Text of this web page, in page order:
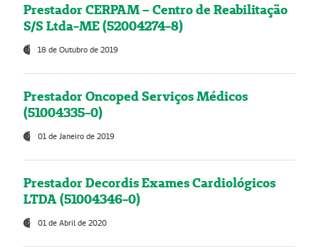
Prestador CERPAM – Centro de Reabilitação
S/S Ltda-ME (52004274-8)
18 de Outubro de 2019
Prestador Oncoped Serviços Médicos
(51004335-0)
01 de Janeiro de 2019
Prestador Decordis Exames Cardiológicos
LTDA (51004346-0)
01 de Abril de 2020